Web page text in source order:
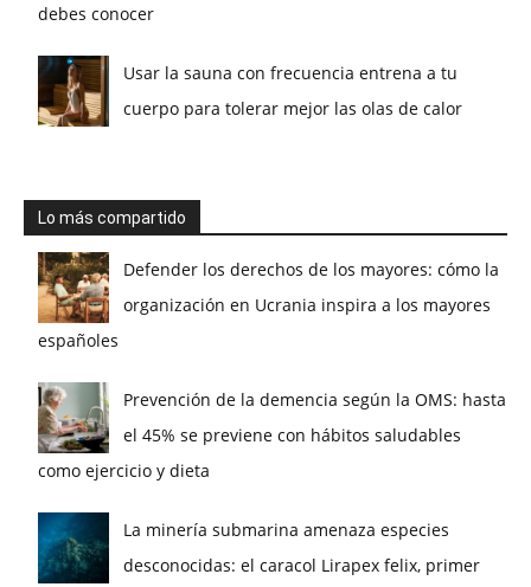
debes conocer
Usar la sauna con frecuencia entrena a tu
cuerpo para tolerar mejor las olas de calor
Lo más compartido
Defender los derechos de los mayores: cómo la
organización en Ucrania inspira a los mayores
españoles
Prevención de la demencia según la OMS: hasta
el 45% se previene con hábitos saludables
como ejercicio y dieta
La minería submarina amenaza especies
desconocidas: el caracol Lirapex felix, primer